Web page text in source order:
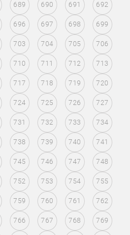
689 690 691 692
696 697 698 699
703 704 705 706
710 711 712 713
717 718 719 720
724 725 726 727
731 732 733 734
738 739 740 741
745 746 747 748
752 753 754 755
759 760 761 762
766 767 768 769